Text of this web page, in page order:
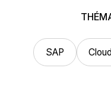
SAP